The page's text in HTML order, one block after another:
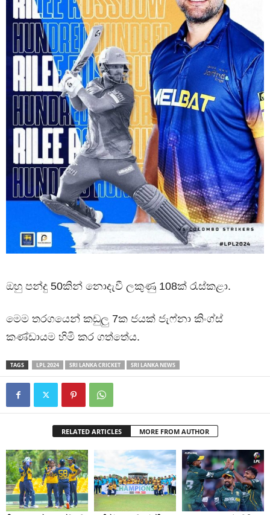
ඔහු පන්දු 50කින් නොදැවී ලකුණු 108ක් රැස්කළා.
මෙම තරගයෙන් කඩුලු 7ක ජයක් ජැෆ්නා කිංග්ස්
කණ්ඩායම හිමි කර ගත්තේය.
TAGS LPL 2024 SRI LANKA CRICKET SRI LANKA NEWS
RELATED ARTICLES MORE FROM AUTHOR